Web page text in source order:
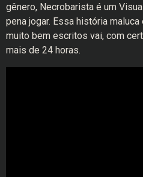
gênero, Necrobarista é um
pena jogar. Essa história
muito bem escritos vai, com
mais de 24 horas.